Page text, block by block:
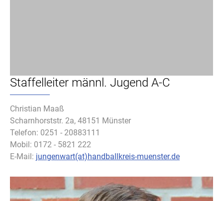
Staffelleiter männl. Jugend A-C
Christian Maaß
Scharnhorststr. 2a, 48151 Münster
Telefon: 0251 - 20883111
Mobil: 0172 - 5821 222
E-Mail: jungenwart(at)handballkreis-muenster.de